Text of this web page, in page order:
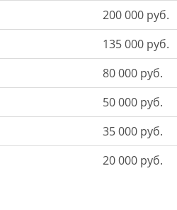
200 000 руб.
135 000 руб.
80 000 руб.
50 000 руб.
35 000 руб.
20 000 руб.